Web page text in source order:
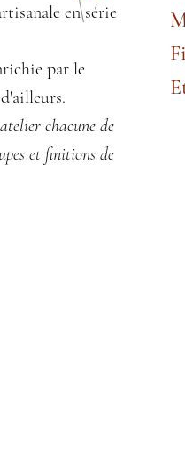
en série
par le
chacune de
et finitions de